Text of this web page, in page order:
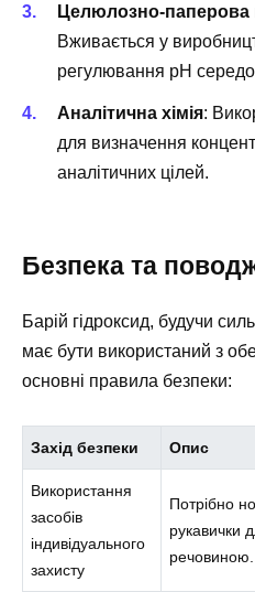
Целюлозно-паперова
Вживається у
регулювання рН
Аналітична хімія:
для визначення
аналітичних цілей.
Безпека та
Барій гідроксид, будучи
має бути використаний з
основні правила безпеки:
Захід безпеки Опис
Використання
засобів
індивідуального
захисту
Потрібно
рукавички
речовиною.